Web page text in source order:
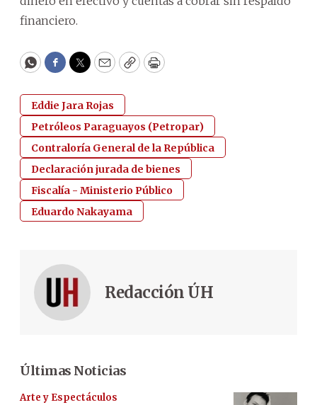
financiero.
WhatsApp
Facebook
Twitter
EmailCopyPrint
Eddie Jara Rojas
Petróleos Paraguayos (Petropar)
Contraloría General de la República
Declaración jurada de bienes
Fiscalía - Ministerio Público
Eduardo Nakayama
Redacción ÚH
Últimas Noticias
Arte y Espectáculos